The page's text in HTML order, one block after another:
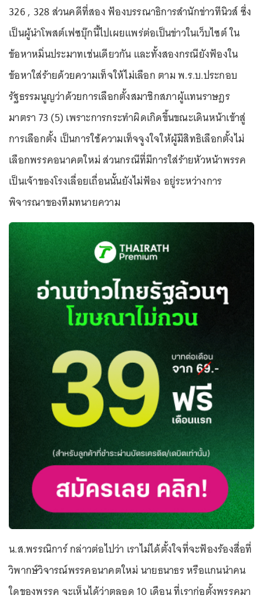
326 , 328 ส่วนคดีที่สอง ฟ้องบรรณาธิการสำนักข่าวทีนิวส์ ซึ่ง
เป็นผู้นำโพสต์เฟซบุ๊กนี้ไปเผยแพร่ต่อเป็นข่าวในเว็บไซต์ ใน
ข้อหาหมิ่นประมาทเช่นเดียวกัน และทั้งสองกรณียังฟ้องใน
ข้อหาใส่ร้ายด้วยความเท็จให้ไม่เลือก ตาม พ.ร.บ.ประกอบ
รัฐธรรมนูญว่าด้วยการเลือกตั้งสมาชิกสภาผู้แทนราษฎร
มาตรา 73 (5) เพราะการกระทำผิดเกิดขึ้นขณะเดินหน้าเข้าสู่
การเลือกตั้ง เป็นการใช้ความเท็จจูงใจให้ผู้มีสิทธิเลือกตั้งไม่
เลือกพรรคอนาคตใหม่ ส่วนกรณีที่มีการใส่ร้ายหัวหน้าพรรค
เป็นเจ้าของโรงเลื่อยเถื่อนนั้นยังไม่ฟ้อง อยู่ระหว่างการ
พิจารณาของทีมทนายความ
น.ส.พรรณิการ์ กล่าวต่อไปว่า เราไม่ได้ตั้งใจที่จะฟ้องร้องสื่อที่
วิพากษ์วิจารณ์พรรคอนาคตใหม่ นายธนาธร หรือแกนนำคน
ใดของพรรค จะเห็นได้ว่าตลอด 10 เดือน ที่เราก่อตั้งพรรคมา